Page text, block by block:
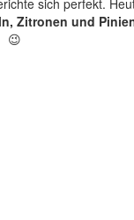
sich perfekt.
Zitronen und
😉